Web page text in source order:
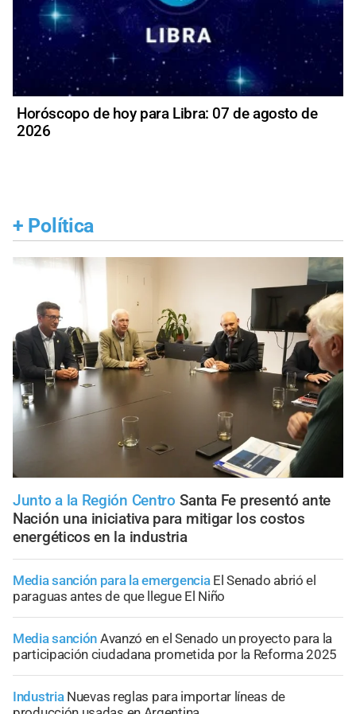
Horóscopo de hoy para Libra: 07 de agosto de
2026
+ Política
Junto a la Región Centro Santa Fe presentó ante
Nación una iniciativa para mitigar los costos
energéticos en la industria
Media sanción para la emergencia El Senado abrió el
paraguas antes de que llegue El Niño
Media sanción Avanzó en el Senado un proyecto para la
participación ciudadana prometida por la Reforma 2025
Industria Nuevas reglas para importar líneas de